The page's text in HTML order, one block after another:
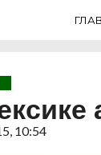
10:54